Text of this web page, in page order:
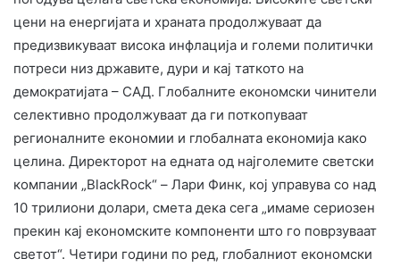
цени на енергијата и храната продолжуваат да
предизвикуваат висока инфлација и големи политички
потреси низ државите, дури и кај таткото на
демократијата – САД. Глобалните економски чинители
селективно продолжуваат да ги поткопуваат
регионалните економии и глобалната економија како
целина. Директорот на едната од најголемите светски
компании „BlackRock“ – Лaри Финк, кој управува со над
10 трилиони долари, смета дека сега „имаме сериозен
прекин кај економските компоненти што го поврзуваат
светот“. Четири години по ред, глобалниот економски